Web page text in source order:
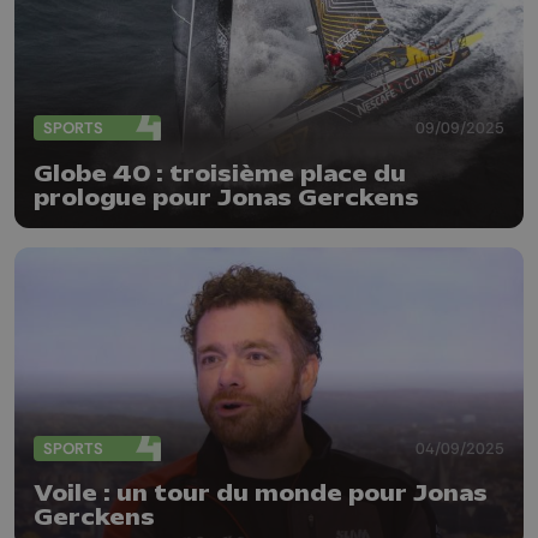
SPORTS 09/09/2025
Globe 40 : troisième place du
prologue pour Jonas Gerckens
SPORTS 04/09/2025
Voile : un tour du monde pour Jonas
Gerckens